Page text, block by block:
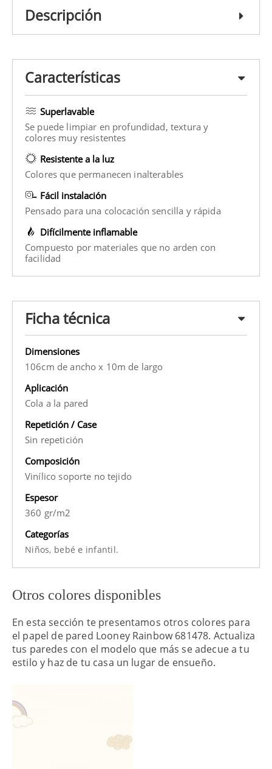
Descripción
Características
Superlavable
Se puede limpiar en profundidad, textura y
colores muy resistentes
Resistente a la luz
Colores que permanecen inalterables
Fácil instalación
Pensado para una colocación sencilla y rápida
Difícilmente inflamable
Compuesto por materiales que no arden con
facilidad
Ficha técnica
Dimensiones
106cm de ancho x 10m de largo
Aplicación
Cola a la pared
Repetición / Case
Sin repetición
Composición
Vinílico soporte no tejido
Espesor
360 gr/m2
Categorías
Niños, bebé e infantil.
Otros colores disponibles
En esta sección te presentamos otros colores para
el papel de pared Looney Rainbow 681478. Actualiza
tus paredes con el modelo que más se adecue a tu
estilo y haz de tu casa un lugar de ensueño.